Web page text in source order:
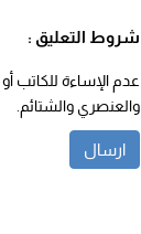
شروط التعليق :
عدم الإساءة للكاتب
والعنصري والشتائم.